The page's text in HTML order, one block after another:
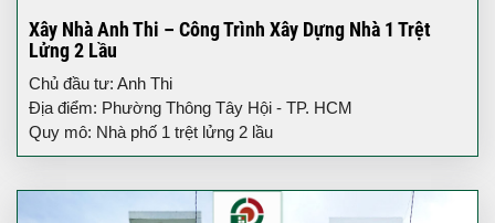
Xây Nhà Anh Thi – Công Trình Xây Dựng Nhà 1 Trệt
Lửng 2 Lầu
Chủ đầu tư: Anh Thi
Địa điểm: Phường Thông Tây Hội - TP. HCM
Quy mô: Nhà phố 1 trệt lửng 2 lầu